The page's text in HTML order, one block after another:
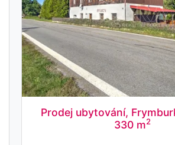
Prodej ubytování,
330 m2